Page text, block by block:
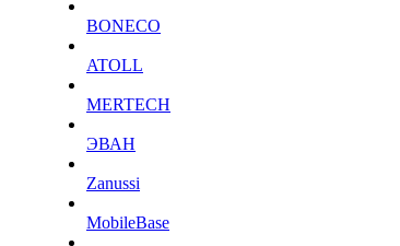
BONECO
ATOLL
MERTECH
ЭВАН
Zanussi
MobileBase